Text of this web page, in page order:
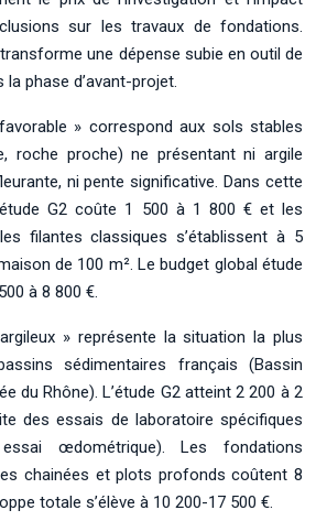
sur les travaux de fondations.
une dépense subie en outil de
phase d’avant-projet.
» correspond aux sols stables
roche proche) ne présentant ni argile
ni pente significative. Dans cette
G2 coûte 1 500 à 1 800 € et les
filantes classiques s’établissent à 5
de 100 m². Le budget global étude
à 8 800 €.
» représente la situation la plus
sédimentaires français (Bassin
du Rhône). L’étude G2 atteint 2 200 à 2
des essais de laboratoire spécifiques
essai œdométrique). Les fondations
chainées et plots profonds coûtent 8
totale s’élève à 10 200-17 500 €.